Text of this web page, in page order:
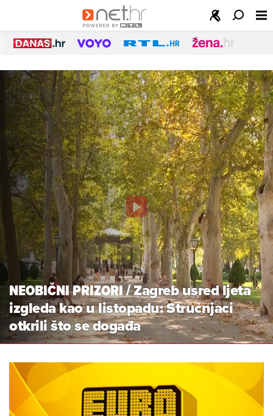
Najnovije
vijesti
NEOBIČNI PRIZORI/Zagreb usred ljeta
izgleda kao u listopadu: Stručnjaci
otkrili što se događa